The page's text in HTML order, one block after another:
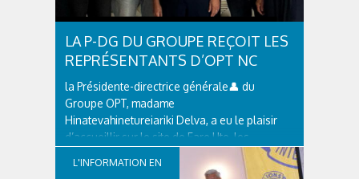
LA P-DG DU GROUPE REÇOIT LES
REPRÉSENTANTS D’OPT NC
la Présidente-directrice générale👤 du
Groupe OPT, madame
Hinatevahinetureiariki Delva, a eu le plaisir
d’accueillir sur le site de Fare Ute, les
dirigeants de l’ OPT Nouvelle-Calédonie : le
président du conseil d'administration,
L'INFORMATION EN